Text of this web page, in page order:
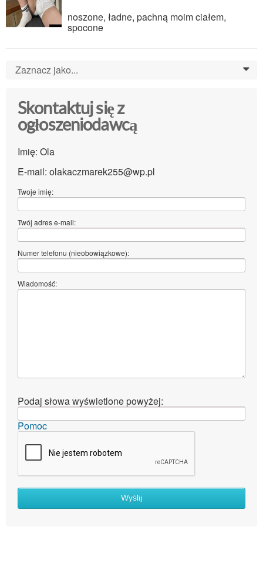
noszone, ładne, pachną moim ciałem,
spocone
Zaznacz jako... 0
Skontaktuj się z
ogłoszeniodawcą
Imię: Ola
E-mail: olakaczmarek255@wp.pl
Twoje imię:
Twój adres e-mail:
Numer telefonu (nieobowiązkowe):
Wiadomość:
Podaj słowa wyświetlone powyżej:
Pomoc
Wyślij